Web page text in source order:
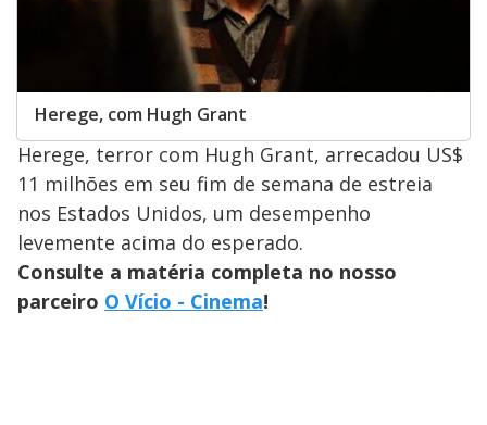
Herege, com Hugh Grant
Herege, terror com Hugh Grant, arrecadou US$
11 milhões em seu fim de semana de estreia
nos Estados Unidos, um desempenho
levemente acima do esperado.
Consulte a matéria completa no nosso
parceiro O Vício - Cinema!